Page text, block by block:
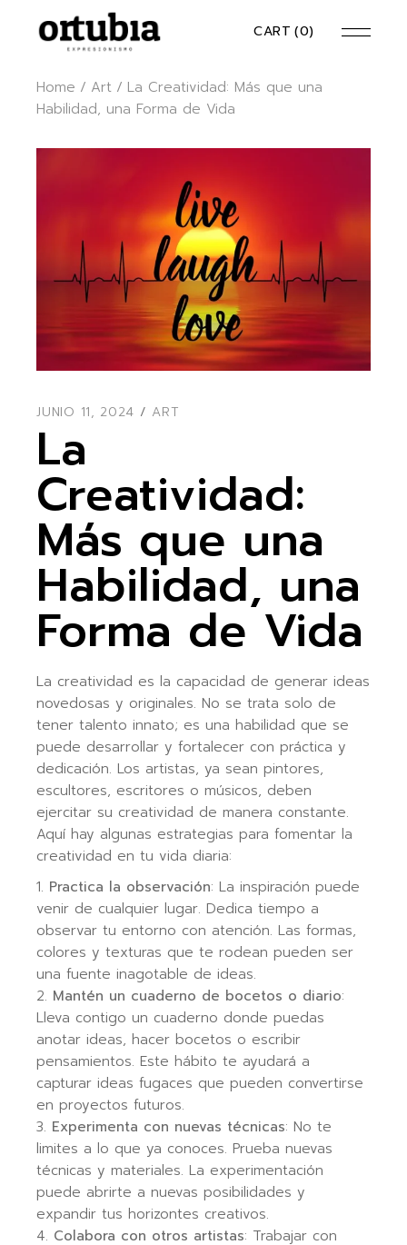
content
CART (0)
Home Art
La Creatividad: Más que una
Habilidad, una Forma de Vida
JUNIO 11, 2024 ART
La
Creatividad:
Más que una
Habilidad, una
Forma de Vida
La creatividad es la capacidad de generar ideas
novedosas y originales. No se trata solo de
tener talento innato; es una habilidad que se
puede desarrollar y fortalecer con práctica y
dedicación. Los artistas, ya sean pintores,
escultores, escritores o músicos, deben
ejercitar su creatividad de manera constante.
Aquí hay algunas estrategias para fomentar la
creatividad en tu vida diaria:
Practica la observación: La inspiración puede
venir de cualquier lugar. Dedica tiempo a
observar tu entorno con atención. Las formas,
colores y texturas que te rodean pueden ser
una fuente inagotable de ideas.
Mantén un cuaderno de bocetos o diario:
Lleva contigo un cuaderno donde puedas
anotar ideas, hacer bocetos o escribir
pensamientos. Este hábito te ayudará a
capturar ideas fugaces que pueden convertirse
en proyectos futuros.
Experimenta con nuevas técnicas: No te
limites a lo que ya conoces. Prueba nuevas
técnicas y materiales. La experimentación
puede abrirte a nuevas posibilidades y
expandir tus horizontes creativos.
Colabora con otros artistas: Trabajar con